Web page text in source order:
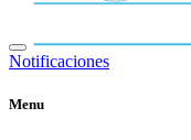
Notificaciones
Menu